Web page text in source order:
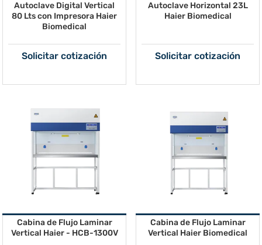
Autoclave Digital Vertical
80 Lts con Impresora Haier
Biomedical
Solicitar cotización
Autoclave Horizontal 23L
Haier Biomedical
Solicitar cotización
Cabina de Flujo Laminar
Vertical Haier - HCB-1300V
Cabina de Flujo Laminar
Vertical Haier Biomedical